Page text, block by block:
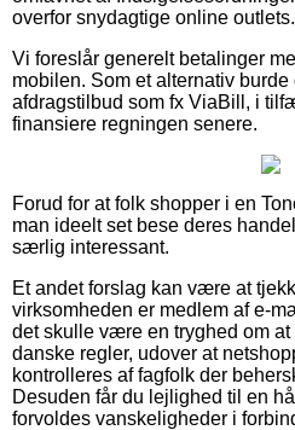
overfor snydagtige online outlets.
Vi foreslår generelt betalinger
mobilen. Som et alternativ
afdragstilbud som fx ViaBill, i
finansiere regningen senere.
Forud for at folk shopper i en
man ideelt set bese deres
særlig interessant.
Et andet forslag kan være at
virksomheden er medlem af e-
det skulle være en tryghed om
danske regler, udover at
kontrolleres af fagfolk der
Desuden får du lejlighed til en
forvoldes vanskeligheder i